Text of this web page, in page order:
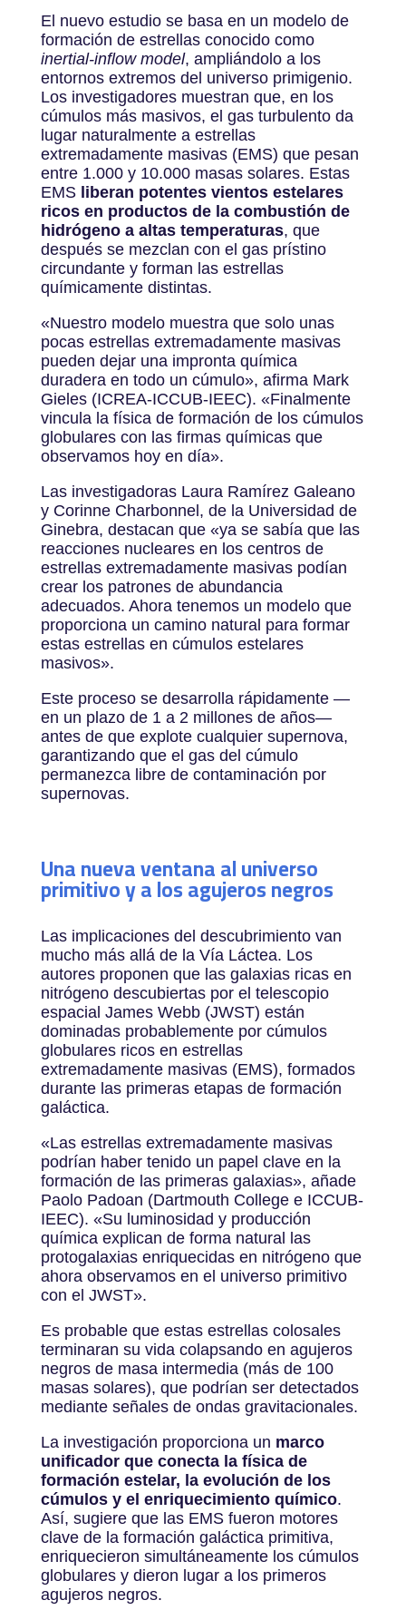
El nuevo estudio se basa en un modelo de
formación de estrellas conocido como
inertial-inflow model, ampliándolo a los
entornos extremos del universo primigenio.
Los investigadores muestran que, en los
cúmulos más masivos, el gas turbulento da
lugar naturalmente a estrellas
extremadamente masivas (EMS) que pesan
entre 1.000 y 10.000 masas solares. Estas
EMS liberan potentes vientos estelares
ricos en productos de la combustión de
hidrógeno a altas temperaturas, que
después se mezclan con el gas prístino
circundante y forman las estrellas
químicamente distintas.
«Nuestro modelo muestra que solo unas
pocas estrellas extremadamente masivas
pueden dejar una impronta química
duradera en todo un cúmulo», afirma Mark
Gieles (ICREA-ICCUB-IEEC). «Finalmente
vincula la física de formación de los cúmulos
globulares con las firmas químicas que
observamos hoy en día».
Las investigadoras Laura Ramírez Galeano
y Corinne Charbonnel, de la Universidad de
Ginebra, destacan que «ya se sabía que las
reacciones nucleares en los centros de
estrellas extremadamente masivas podían
crear los patrones de abundancia
adecuados. Ahora tenemos un modelo que
proporciona un camino natural para formar
estas estrellas en cúmulos estelares
masivos».
Este proceso se desarrolla rápidamente —
en un plazo de 1 a 2 millones de años—
antes de que explote cualquier supernova,
garantizando que el gas del cúmulo
permanezca libre de contaminación por
supernovas.
Una nueva ventana al universo
primitivo y a los agujeros negros
Las implicaciones del descubrimiento van
mucho más allá de la Vía Láctea. Los
autores proponen que las galaxias ricas en
nitrógeno descubiertas por el telescopio
espacial James Webb (JWST) están
dominadas probablemente por cúmulos
globulares ricos en estrellas
extremadamente masivas (EMS), formados
durante las primeras etapas de formación
galáctica.
«Las estrellas extremadamente masivas
podrían haber tenido un papel clave en la
formación de las primeras galaxias», añade
Paolo Padoan (Dartmouth College e ICCUB-
IEEC). «Su luminosidad y producción
química explican de forma natural las
protogalaxias enriquecidas en nitrógeno que
ahora observamos en el universo primitivo
con el JWST».
Es probable que estas estrellas colosales
terminaran su vida colapsando en agujeros
negros de masa intermedia (más de 100
masas solares), que podrían ser detectados
mediante señales de ondas gravitacionales.
La investigación proporciona un marco
unificador que conecta la física de
formación estelar, la evolución de los
cúmulos y el enriquecimiento químico.
Así, sugiere que las EMS fueron motores
clave de la formación galáctica primitiva,
enriquecieron simultáneamente los cúmulos
globulares y dieron lugar a los primeros
agujeros negros.